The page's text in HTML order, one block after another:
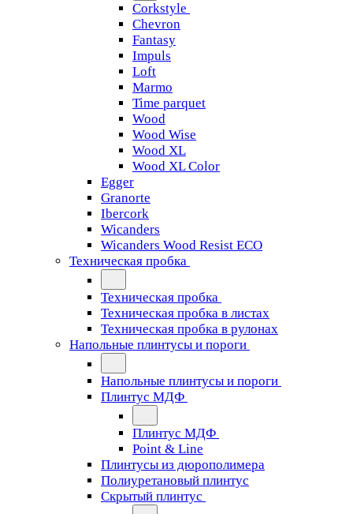
Corkstyle
Chevron
Fantasy
Impuls
Loft
Marmo
Time parquet
Wood
Wood Wise
Wood XL
Wood XL Color
Egger
Granorte
Ibercork
Wicanders
Wicanders Wood Resist ECO
Техническая пробка
Техническая пробка
Техническая пробка в листах
Техническая пробка в рулонах
Напольные плинтусы и пороги
Напольные плинтусы и пороги
Плинтус МДФ
Плинтус МДФ
Point & Line
Плинтусы из дюрополимера
Полиуретановый плинтус
Скрытый плинтус